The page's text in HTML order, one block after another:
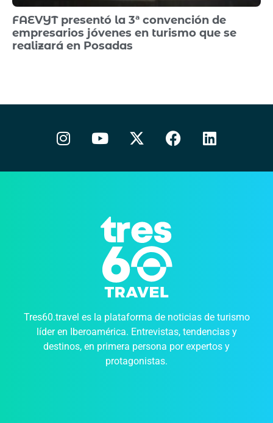
FAEVYT presentó la 3ª convención de
empresarios jóvenes en turismo que se
realizará en Posadas
Tres60.travel es la plataforma de noticias de turismo
líder en Iberoamérica. Entrevistas, tendencias y
destinos, en primera persona por expertos y
protagonistas.